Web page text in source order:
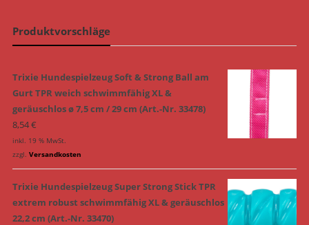
Produktvorschläge
Trixie Hundespielzeug Soft & Strong Ball am
Gurt TPR weich schwimmfähig XL &
geräuschlos ø 7,5 cm / 29 cm (Art.-Nr. 33478)
8,54€
inkl. 19 % MwSt.
zzgl. Versandkosten
Trixie Hundespielzeug Super Strong Stick TPR
extrem robust schwimmfähig XL & geräuschlos
22,2 cm (Art.-Nr. 33470)